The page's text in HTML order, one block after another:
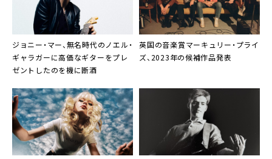
ジョニー・マー、無名時代のノエル・
ギャラガーに高価なギターをプレ
ゼントしたのを機に断酒
英国の音楽賞マーキュリー・プライ
ズ、2023年の候補作品発表